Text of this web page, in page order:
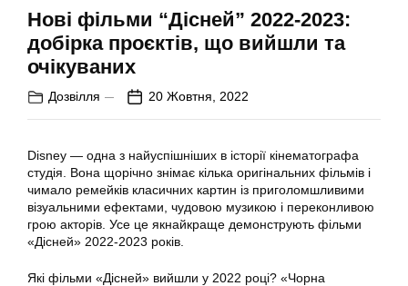
Нові фільми “Дісней” 2022-2023:
добірка проєктів, що вийшли та
очікуваних
Дозвілля 20 Жовтня, 2022
Disney — одна з найуспішніших в історії кінематографа
студія. Вона щорічно знімає кілька оригінальних фільмів і
чимало ремейків класичних картин із приголомшливими
візуальними ефектами, чудовою музикою і переконливою
грою акторів. Усе це якнайкраще демонструють фільми
«Дісней» 2022-2023 років.
Які фільми «Дісней» вийшли у 2022 році? «Чорна